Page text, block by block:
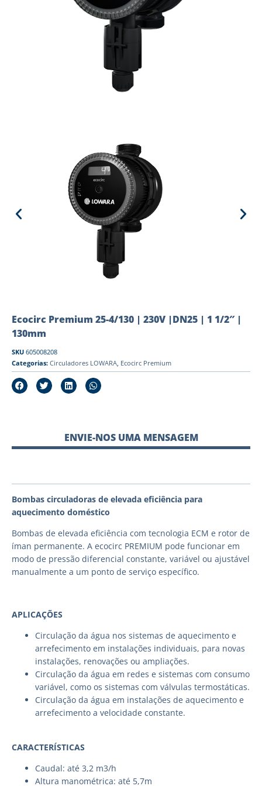
Ecocirc Premium 25-4/130 | 230V |DN25 | 1 1/2″ |
130mm
SKU 605008208
Categorias: Circuladores LOWARA Ecocirc Premium
ENVIE-NOS UMA MENSAGEM
Bombas circuladoras de elevada eficiência para
aquecimento doméstico
Bombas de elevada eficiência com tecnologia ECM e rotor de
íman permanente. A ecocirc PREMIUM pode funcionar em
modo de pressão diferencial constante, variável ou ajustável
manualmente a um ponto de serviço específico.
APLICAÇÕES
Circulação da água nos sistemas de aquecimento e
arrefecimento em instalações individuais, para novas
instalações, renovações ou ampliações.
Circulação da água em redes e sistemas com consumo
variável, como os sistemas com válvulas termostáticas.
Circulação da água em instalações de aquecimento e
arrefecimento a velocidade constante.
CARACTERÍSTICAS
Caudal: até 3,2 m3/h
Altura manométrica: até 5,7m